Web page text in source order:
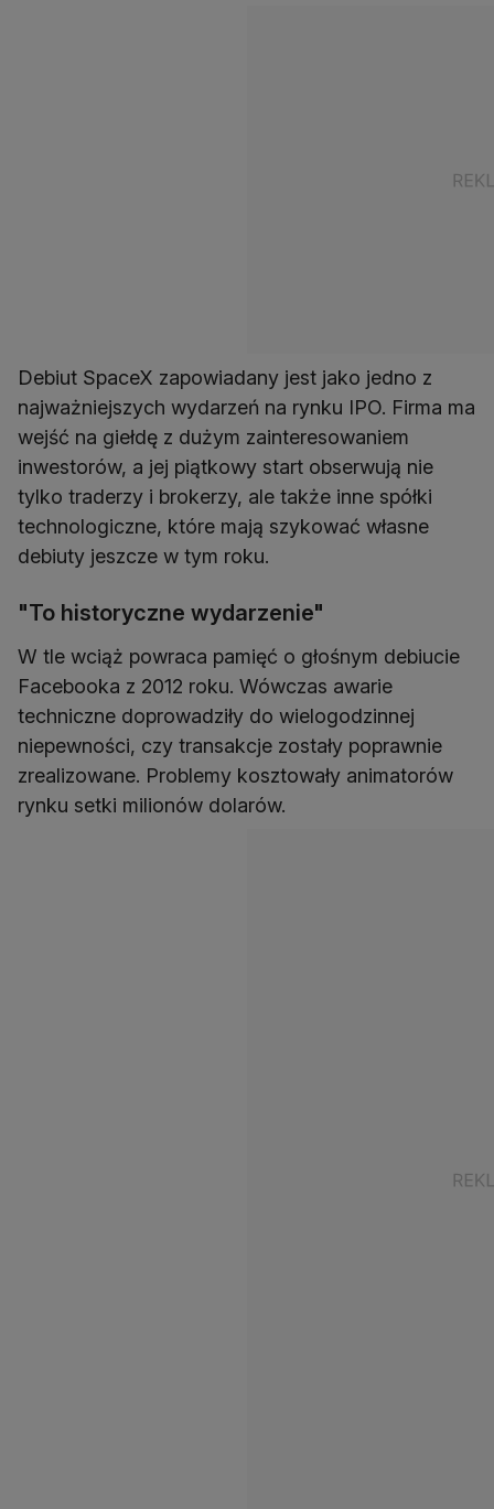
Debiut SpaceX zapowiadany jest jako jedno z
najważniejszych wydarzeń na rynku IPO. Firma ma
wejść na giełdę z dużym zainteresowaniem
inwestorów, a jej piątkowy start obserwują nie
tylko traderzy i brokerzy, ale także inne spółki
technologiczne, które mają szykować własne
debiuty jeszcze w tym roku.
"To historyczne wydarzenie"
W tle wciąż powraca pamięć o głośnym debiucie
Facebooka z 2012 roku. Wówczas awarie
techniczne doprowadziły do wielogodzinnej
niepewności, czy transakcje zostały poprawnie
zrealizowane. Problemy kosztowały animatorów
rynku setki milionów dolarów.